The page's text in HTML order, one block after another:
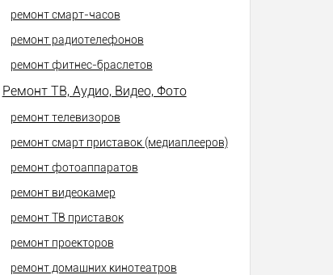
ремонт смарт-часов
ремонт радиотелефонов
ремонт фитнес-браслетов
Ремонт ТВ, Аудио, Видео, Фото
ремонт телевизоров
ремонт смарт приставок (медиаплееров)
ремонт фотоаппаратов
ремонт видеокамер
ремонт ТВ приставок
ремонт проекторов
ремонт домашних кинотеатров